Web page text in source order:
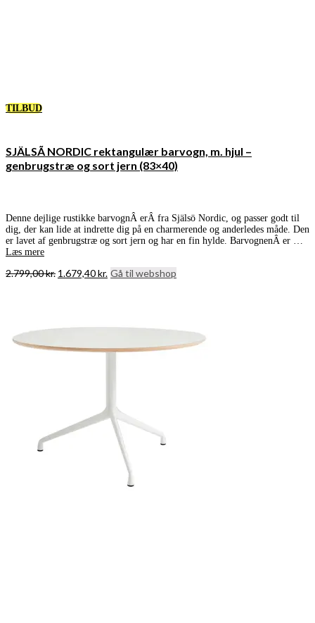
TILBUD
SJÄLSÃ NORDIC rektangulær barvogn, m. hjul –
genbrugstræ og sort jern (83×40)
Denne dejlige rustikke barvognÂ erÂ fra Själsö Nordic, og passer godt til
dig, der kan lide at indrette dig på en charmerende og anderledes måde. Den
er lavet af genbrugstræ og sort jern og har en fin hylde. BarvognenÂ er …
Læs mere
2.799,00kr. Den
1.679,40kr. Den
Gå til webshop